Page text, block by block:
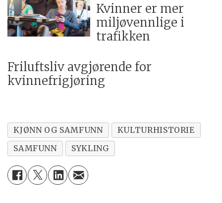
Kvinner er mer
miljøvennlige i
trafikken
Friluftsliv avgjørende for
kvinnefrigjøring
KJØNN OG SAMFUNN
KULTURHISTORIE
SAMFUNN
SYKLING